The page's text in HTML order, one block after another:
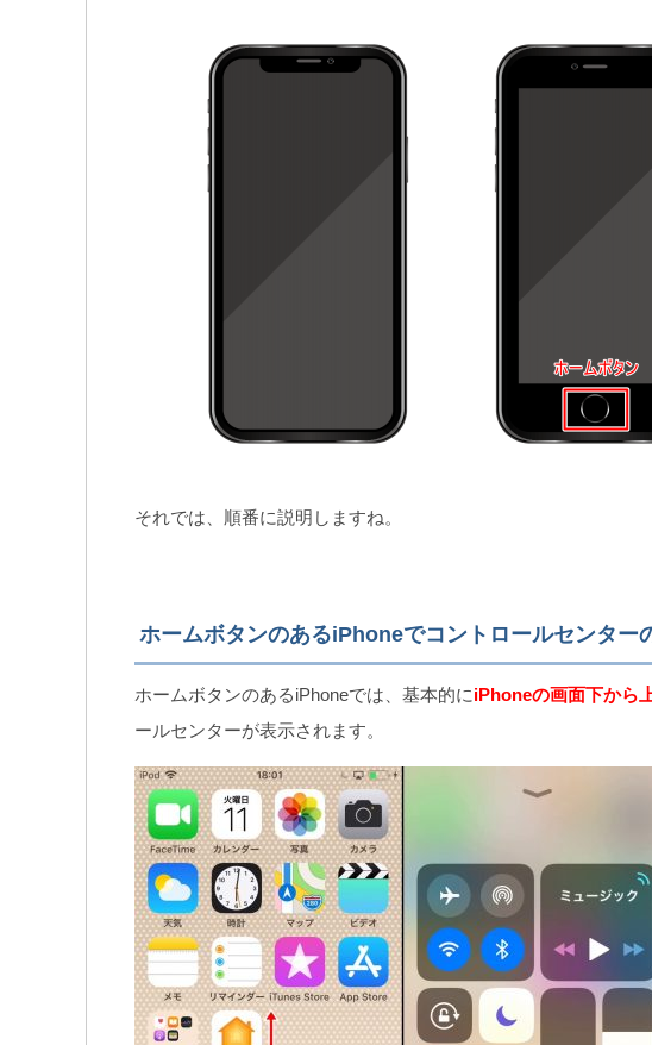
それでは、順番に説明しますね。
ホームボタンのあるiPhoneでコントロールセンター
ホームボタンのあるiPhoneでは、基本的にiPhoneの画面下から
ールセンターが表示されます。